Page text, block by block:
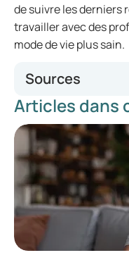
de suivre les derniers
travailler avec des
mode de vie plus sain.
Sources
https://
8.CD012787.pub2/fu
https://
https://
https://
Articles dans